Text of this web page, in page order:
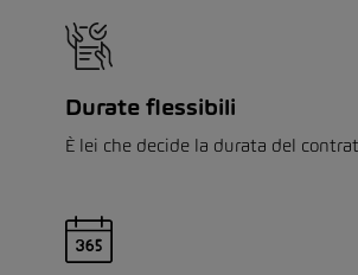
Durate flessibili
È lei che decide la durata del